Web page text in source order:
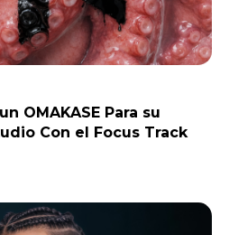
OMAKASE Para su
Con el Focus Track